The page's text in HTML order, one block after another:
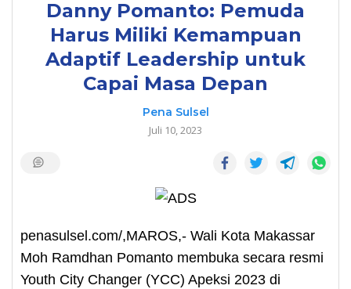
Danny Pomanto: Pemuda
Harus Miliki Kemampuan
Adaptif Leadership untuk
Capai Masa Depan
Pena Sulsel
Juli 10, 2023
penasulsel.com/,MAROS,- Wali Kota Makassar
Moh Ramdhan Pomanto membuka secara resmi
Youth City Changer (YCC) Apeksi 2023 di